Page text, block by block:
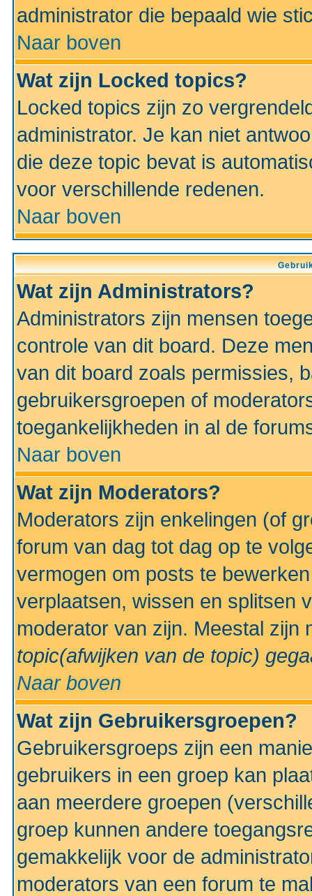
administrator die bepaald wie
Naar boven
Wat zijn Locked topics?
Locked topics zijn zo
administrator. Je kan niet
die deze topic bevat is
voor verschillende redenen.
Naar boven
Wat zijn Administrators?
Administrators zijn mensen
controle van dit board. Deze
van dit board zoals permissies,
gebruikersgroepen of
toegankelijkheden in al de
Naar boven
Wat zijn Moderators?
Moderators zijn enkelingen (of
forum van dag tot dag op te
vermogen om posts te
verplaatsen, wissen en splitsen
moderator van zijn. Meestal
topic(afwijken van de topic)
Naar boven
Wat zijn Gebruikersgroepen?
Gebruikersgroeps zijn een
gebruikers in een groep kan
aan meerdere groepen
groep kunnen andere
gemakkelijk voor de
moderators van een forum te